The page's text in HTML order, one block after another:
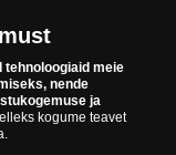
"Samlerhuset
grupile kuulub
alates 1686.
ametlikke Norra ja
Nobeli rahupreemia
tehnoloogiaid meie
nende
ja
kogume teavet